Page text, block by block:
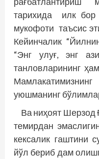
тарихида илк
мукофоти таъсис
Ке­йинчалик
“Энг улуғ, энг
танловларининг
уюшманинг
Ва ниҳоят Шерзод
темирдан
кексалик гаштини
йўл бериб дам